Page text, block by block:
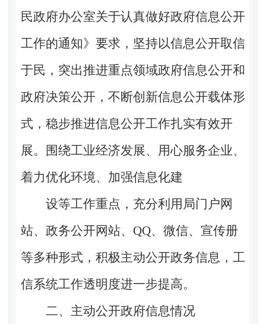
民政府办公室关于认真做好政府信息公开
工作的通知》要求，坚持以信息公开取信
于民，突出推进重点领域政府信息公开和
政府决策公开，不断创新信息公开载体形
式，稳步推进信息公开工作扎实有效开
展。围绕工业经济发展、用心服务企业、
着力优化环境、加强信息化建
设等工作重点，充分利用局门户网
站、政务公开网站、 QQ、微信、宣传册
等多种形式，积极主动公开政务信息，工
信系统工作透明度进一步提高。
二、主动公开政府信息情况